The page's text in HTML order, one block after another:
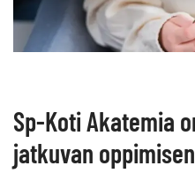
Sp-Koti Akatemia
jatkuvan